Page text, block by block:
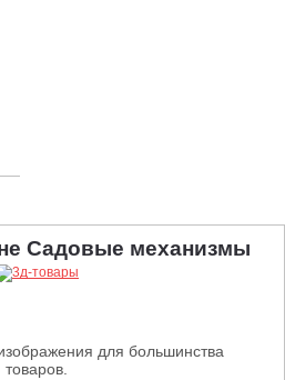
Садовые механизмы
для большинства
товаров.